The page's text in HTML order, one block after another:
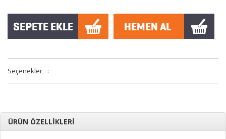
Seçenekler :
ÜRÜN ÖZELLİKLERİ